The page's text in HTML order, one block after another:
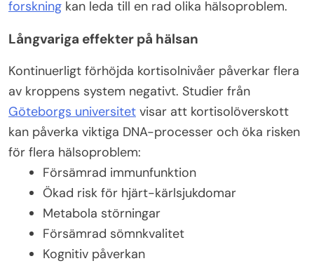
forskning kan leda till en rad olika hälsoproblem.
Långvariga effekter på hälsan
Kontinuerligt förhöjda kortisolnivåer påverkar flera
av kroppens system negativt. Studier från
Göteborgs universitet visar att kortisolöverskott
kan påverka viktiga DNA-processer och öka risken
för flera hälsoproblem:
Försämrad immunfunktion
Ökad risk för hjärt-kärlsjukdomar
Metabola störningar
Försämrad sömnkvalitet
Kognitiv påverkan